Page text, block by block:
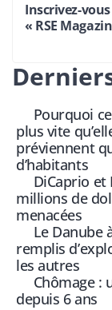
Inscrivez-
« RSE
Pourquoi
plus vite
préviennent
d’habitants
DiCaprio et
millions de
menacées
Le Danube
remplis
les autres
Chômage :
depuis 6 ans